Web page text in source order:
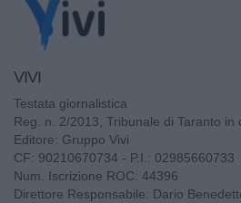
VIVI
Testata giornalistica
Reg. n. 2/2013, Tribunale di Taranto in
Editore: Gruppo Vivi
CF: 90210670734 - P.I.: 02985660733
Num. Iscrizione ROC: 44396
Direttore Responsabile: Dario